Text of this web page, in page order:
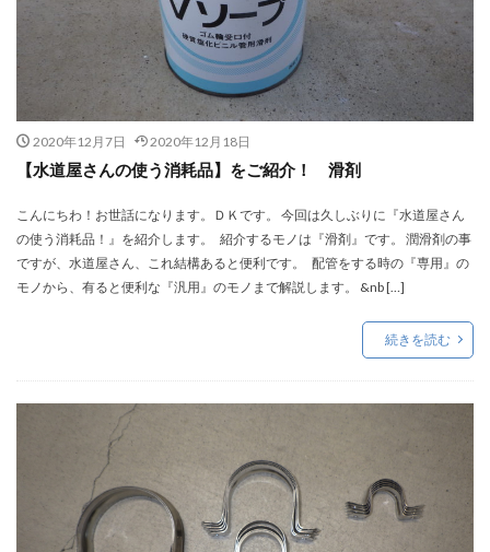
2020年12月7日 2020年12月18日
【水道屋さんの使う消耗品】をご紹介！ 滑剤
こんにちわ！お世話になります。ＤＫです。 今回は久しぶりに『水道屋さん
の使う消耗品！』を紹介します。 紹介するモノは『滑剤』です。 潤滑剤の事
ですが、水道屋さん、これ結構あると便利です。 配管をする時の『専用』の
モノから、有ると便利な『汎用』のモノまで解説します。 &nb […]
続きを読む